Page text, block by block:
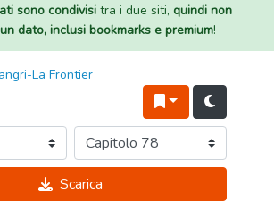
sono condivisi tra i due siti, quindi non
dato, inclusi bookmarks e premium!
La Frontier
Scarica